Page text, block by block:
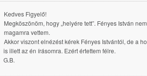
Kedves Figyelő!
Megköszönöm, hogy „helyére tett”. Fényes István
magamra vettem.
Akkor viszont elnézést kérek Fényes Istvántól, de a
is illett az én írásomra. Ezért értettem félre.
G.B.